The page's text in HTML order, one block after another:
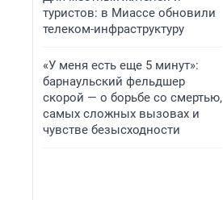
туристов: в Миассе обновили
телеком-инфраструктуру
«У меня есть еще 5 минут»:
барнаульский фельдшер
скорой — о борьбе со смертью,
самых сложных вызовах и
чувстве безысходности